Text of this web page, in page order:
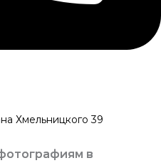
Хмельницкого 39
в